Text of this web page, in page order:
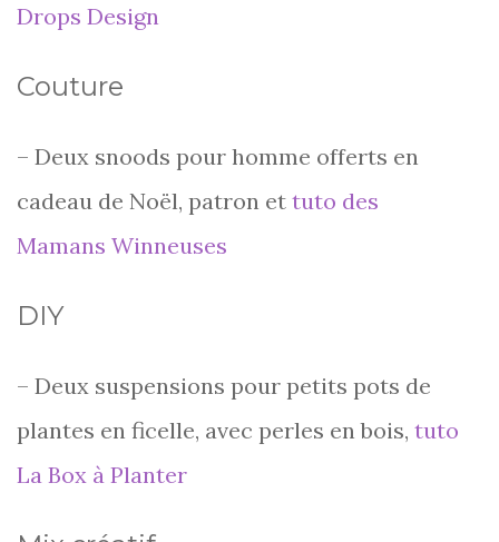
Drops Design
Couture
– Deux snoods pour homme offerts en
cadeau de Noël, patron et tuto des
Mamans Winneuses
DIY
– Deux suspensions pour petits pots de
plantes en ficelle, avec perles en bois, tuto
La Box à Planter